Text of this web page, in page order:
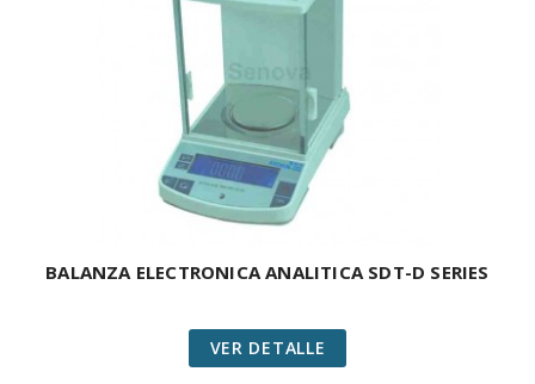
BALANZA ELECTRONICA ANALITICA SDT-D SERIES
VER DETALLE